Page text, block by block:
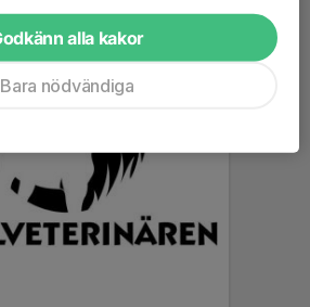
alla kakor
Bara nödvändiga